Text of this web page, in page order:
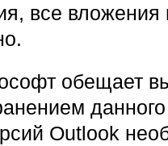
все вложения
обещает
Outlook